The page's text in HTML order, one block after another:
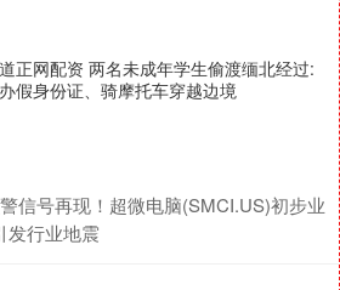
道正网配资 两名未成年学生偷渡缅北经过:
办假身份证、骑摩托车穿越边境
信号再现！超微电脑(SMCI.US)初步业
发行业地震